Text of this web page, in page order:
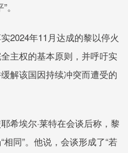
2024年11月达成的黎以停火
主权的基本原则，并呼吁实
解该国因持续冲突而遭受的
希埃尔·莱特在会谈后称，黎
同”。他说，会谈形成了“若